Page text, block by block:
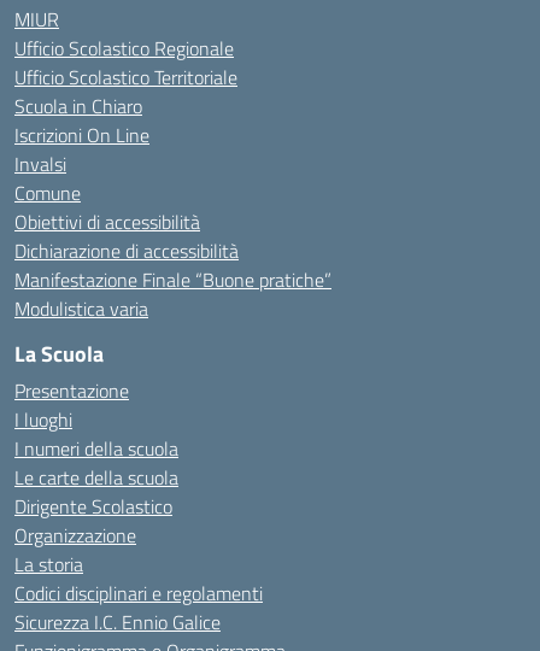
MIUR
Ufficio Scolastico Regionale
Ufficio Scolastico Territoriale
Scuola in Chiaro
Iscrizioni On Line
Invalsi
Comune
Obiettivi di accessibilità
Dichiarazione di accessibilità
Manifestazione Finale “Buone pratiche”
Modulistica varia
La Scuola
Presentazione
I luoghi
I numeri della scuola
Le carte della scuola
Dirigente Scolastico
Organizzazione
La storia
Codici disciplinari e regolamenti
Sicurezza I.C. Ennio Galice